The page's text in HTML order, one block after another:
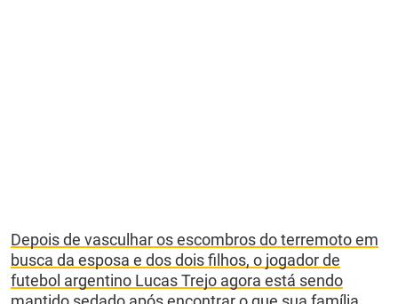
Depois de vasculhar os escombros do terremoto em
busca da esposa e dos dois filhos, o jogador de
futebol argentino Lucas Trejo agora está sendo